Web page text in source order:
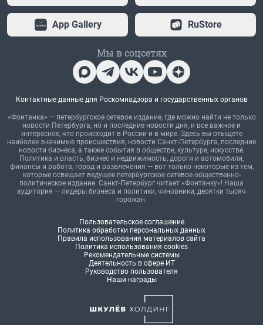
App Gallery RuStore
Мы в соцсетях
Контактные данные для Роскомнадзора и государственных органов
«Фонтанка» — петербургское сетевое издание, где можно найти не только
новости Петербурга, но и последние новости дня, и все важное и
интересное, что происходит в России и в мире. Здесь вы отыщете
наиболее значимые происшествия, новости Санкт-Петербурга, последние
новости бизнеса, а также события в обществе, культуре, искусстве.
Политика и власть, бизнес и недвижимость, дороги и автомобили,
финансы и работа, город и развлечения — вот только некоторые из тем,
которые освещает ведущее петербургское сетевое общественно-
политическое издание. Санкт-Петербург читает «Фонтанку»! Наша
аудитория — лидеры бизнеса и политики, чиновники, десятки тысяч
горожан.
Пользовательское соглашение
Политика обработки персональных данных
Правила использования материалов сайта
Политика использования cookies
Рекомендательные системы
Деятельность в сфере ИТ
Руководство пользователя
Наши награды